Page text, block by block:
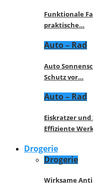
Funktionale
praktische…
Auto – Rad
Auto
Schutz vor…
Auto – Rad
Eiskratzer
Effiziente
Drogerie
Drogerie
Wirksame